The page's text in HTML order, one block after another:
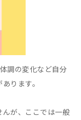
調の変化など自分
ります。
が、ここでは一般